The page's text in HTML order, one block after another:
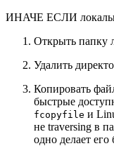
ИНАЧЕ ЕСЛИ
Открыть папку
Удалить
Копировать
быстрые
fcopyfile и
не traversing в
одно делает его